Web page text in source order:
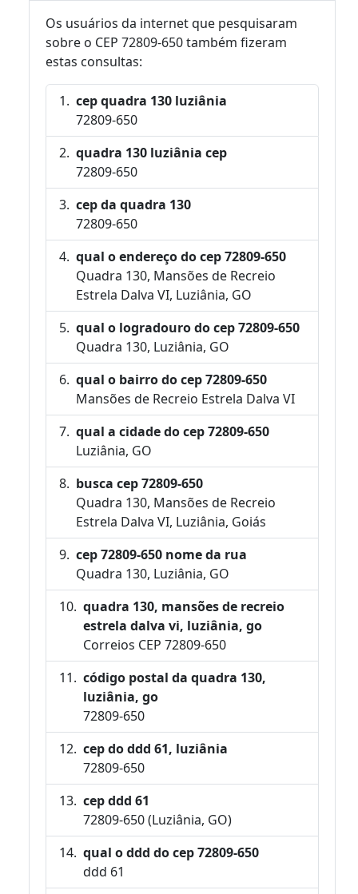
Os usuários da internet que pesquisaram
sobre o CEP 72809-650 também fizeram
estas consultas:
cep quadra 130 luziânia
72809-650
quadra 130 luziânia cep
72809-650
cep da quadra 130
72809-650
qual o endereço do cep 72809-650
Quadra 130, Mansões de Recreio
Estrela Dalva VI, Luziânia, GO
qual o logradouro do cep 72809-650
Quadra 130, Luziânia, GO
qual o bairro do cep 72809-650
Mansões de Recreio Estrela Dalva VI
qual a cidade do cep 72809-650
Luziânia, GO
busca cep 72809-650
Quadra 130, Mansões de Recreio
Estrela Dalva VI, Luziânia, Goiás
cep 72809-650 nome da rua
Quadra 130, Luziânia, GO
quadra 130, mansões de recreio
estrela dalva vi, luziânia, go
Correios CEP 72809-650
código postal da quadra 130,
luziânia, go
72809-650
cep do ddd 61, luziânia
72809-650
cep ddd 61
72809-650 (Luziânia, GO)
qual o ddd do cep 72809-650
ddd 61